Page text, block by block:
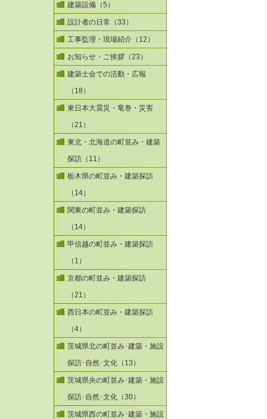
建築設備（5）
設計者の日常（33）
工事監理・現場紹介（12）
お知らせ・ご挨拶（23）
建築士会での活動・広報
（18）
東日本大震災・竜巻・災害
（21）
東北・北海道の町並み・建築
探訪（11）
栃木県の町並み・建築探訪
（14）
関東の町並み・建築探訪
（14）
甲信越の町並み・建築探訪
（1）
京都の町並み・建築探訪
（21）
西日本の町並み・建築探訪
（4）
茨城県北の町並み･建築・施設
探訪･自然･文化（13）
茨城県央の町並み･建築・施設
探訪･自然･文化（30）
茨城県西の町並み･建築・施設